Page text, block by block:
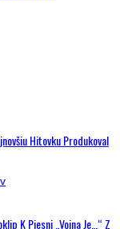
Hitovku Produkoval
K Piesni „Vojna Je…“ Z